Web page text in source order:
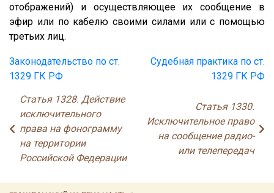
отображений) и осуществляющее их сообщение в
эфир или по кабелю своими силами или с помощью
третьих лиц.
Законодательство по ст.
1329 ГК РФ
Судебная практика по ст.
1329 ГК РФ
Статья 1328. Действие
исключительного
права на фонограмму
на территории
Российской Федерации
Статья 1330.
Исключительное право
на сообщение радио-
или телепередач